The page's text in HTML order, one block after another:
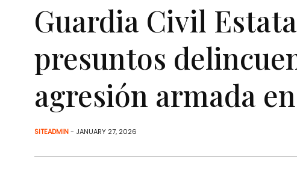
Guardia Civil
presuntos
agresión armada
SITEADMIN- JANUARY 27, 2026